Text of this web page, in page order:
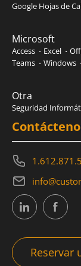
Google Hojas de
Microsoft
Access Excel
Teams
Windows
Otra
Seguridad
Reservar